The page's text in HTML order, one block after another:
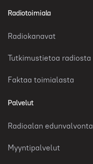
Radiotoimiala
Radiokanavat
Tutkimustietoa radiosta
Faktaa toimialasta
Palvelut
Radioalan edunvalvonta
Myyntipalvelut